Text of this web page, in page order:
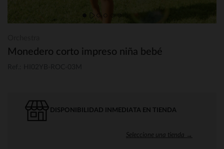
Monedero corto impreso niña bebé
DISPONIBILIDAD INMEDIATA EN TIENDA
Seleccione una tienda →